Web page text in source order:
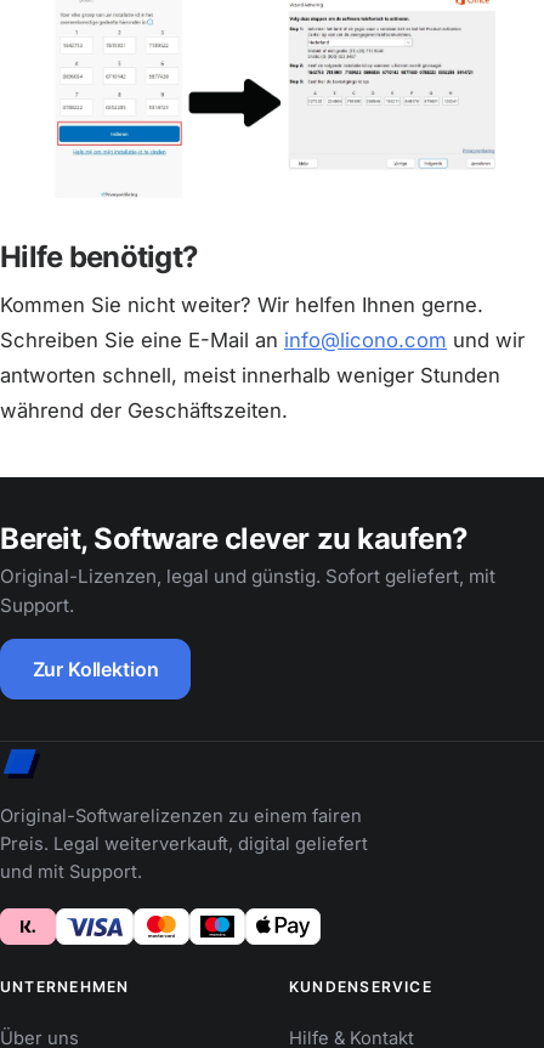
Hilfe benötigt?
Kommen Sie nicht weiter? Wir helfen Ihnen gerne.
Schreiben Sie eine E-Mail an info@licono.com und wir
antworten schnell, meist innerhalb weniger Stunden
während der Geschäftszeiten.
Bereit, Software clever zu kaufen?
Original-Lizenzen, legal und günstig. Sofort geliefert, mit
Support.
Zur Kollektion
Original-Softwarelizenzen zu einem fairen
Preis. Legal weiterverkauft, digital geliefert
und mit Support.
UNTERNEHMEN
Über uns
KUNDENSERVICE
Hilfe & Kontakt